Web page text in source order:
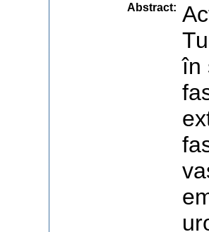
Abstract:
în